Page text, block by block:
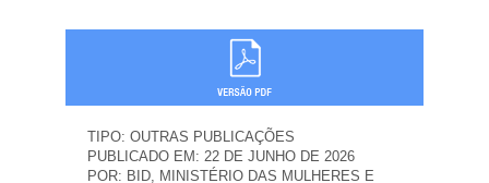
TIPO: OUTRAS PUBLICAÇÕES
PUBLICADO EM: 22 DE JUNHO DE 2026
POR: BID, MINISTÉRIO DAS MULHERES E